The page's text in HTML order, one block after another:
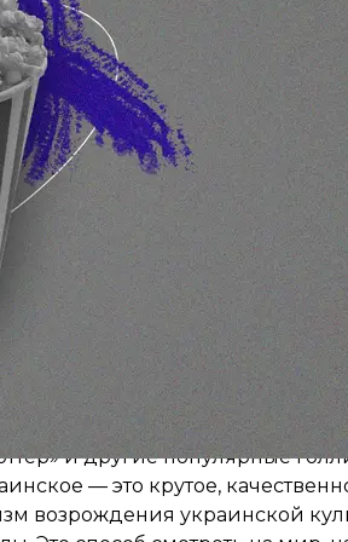
фильмов, как обещает
и поддерживать эту
и продюсеров;
этого обещанного
синонимами,
соответствующего знания
знания родного языка,
озвучку, слушать украинскую
контента. Задача
культуры
поколения 1990-2000-х
и другие популярные
— это крутое,
возрождения украинской